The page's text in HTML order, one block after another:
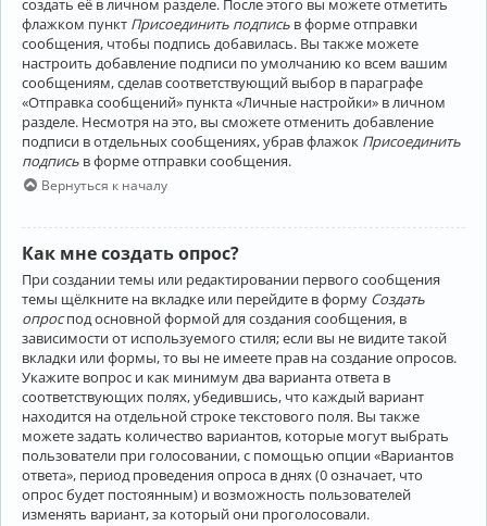
флажком пункт Присоединить подпись в форме отправки
сообщения, чтобы подпись добавилась. Вы также можете
настроить добавление подписи по умолчанию ко всем вашим
сообщениям, сделав соответствующий выбор в параграфе
«Отправка сообщений» пункта «Личные настройки» в личном
разделе. Несмотря на это, вы сможете отменить добавление
подписи в отдельных сообщениях, убрав флажок Присоединить
подпись в форме отправки сообщения.
Вернуться к началу
Как мне создать опрос?
При создании темы или редактировании первого сообщения
темы щёлкните на вкладке или перейдите в форму Создать
опроспод основной формой для создания сообщения, в
зависимости от используемого стиля; если вы не видите такой
вкладки или формы, то вы не имеете прав на создание опросов.
Укажите вопрос и как минимум два варианта ответа в
соответствующих полях, убедившись, что каждый вариант
находится на отдельной строке текстового поля. Вы также
можете задать количество вариантов, которые могут выбрать
пользователи при голосовании, с помощью опции «Вариантов
ответа», период проведения опроса в днях (0 означает, что
опрос будет постоянным) и возможность пользователей
изменять вариант, за который они проголосовали.